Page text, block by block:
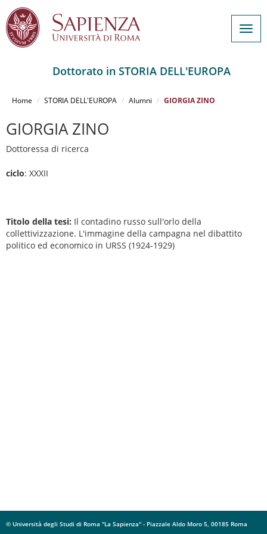
principale
Dottorato in STORIA DELL'EUROPA
Home STORIA DELL'EUROPA Alumni GIORGIA ZINO
GIORGIA ZINO
Dottoressa di ricerca
ciclo: XXXII
Titolo della tesi: Il contadino russo sull'orlo della
collettivizzazione. L'immagine della campagna nel dibattito
politico ed economico in URSS (1924-1929)
© Università degli Studi di Roma "La Sapienza" - Piazzale Aldo Moro 5, 00185 Roma